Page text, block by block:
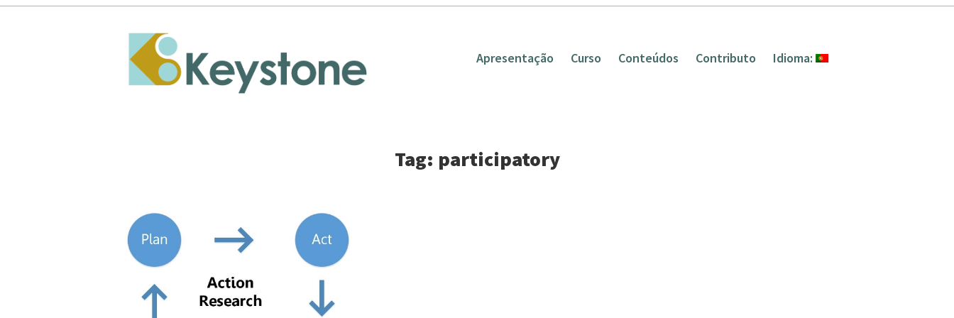
Apresentação Curso Conteúdos Contributo Idioma:
Tag: participatory